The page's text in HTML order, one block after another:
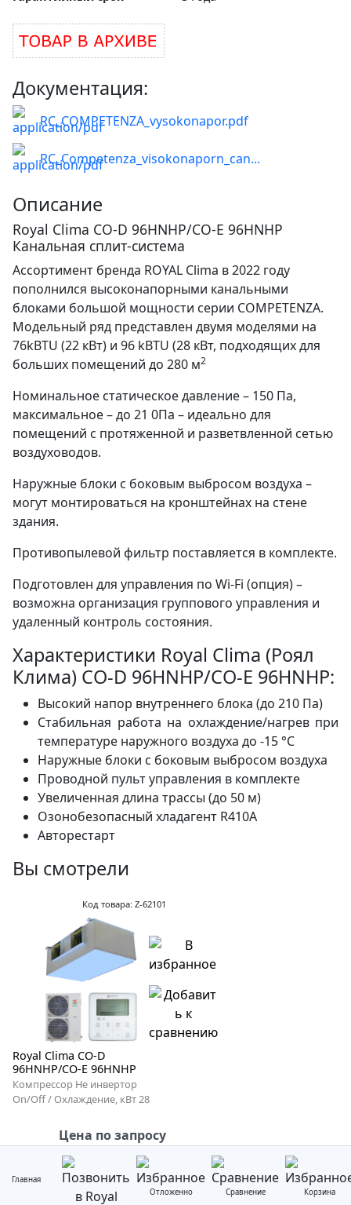
Документация:
RC_COMPETENZA_vysokonapor.pdf
RC_Competenza_visokonaporn_can...
Описание
Royal Clima CO-D 96HNHP/CO-E 96HNHP
Канальная сплит-система
Ассортимент бренда ROYAL Clima в 2022 году
пополнился высоконапорными канальными
блоками большой мощности серии COMPETENZA.
Модельный ряд представлен двумя моделями на
76kBTU (22 кВт) и 96 kBTU (28 кВт, подходящих для
больших помещений до 280 м2
Номинальное статическое давление – 150 Па,
максимальное – до 21 0Па – идеально для
помещений с протяженной и разветвленной сетью
воздуховодов.
Наружные блоки с боковым выбросом воздуха –
могут монтироваться на кронштейнах на стене
здания.
Противопылевой фильтр поставляется в комплекте.
Подготовлен для управления по Wi-Fi (опция) –
возможна организация группового управления и
удаленный контроль состояния.
Характеристики Royal Clima (Роял
Клима) CO-D 96HNHP/CO-E 96HNHP:
Высокий напор внутреннего блока (до 210 Па)
Стабильная работа на охлаждение/нагрев при
температуре наружного воздуха до -15 °С
Наружные блоки с боковым выбросом воздуха
Проводной пульт управления в комплекте
Увеличенная длина трассы (до 50 м)
Озонобезопасный хладагент R410A
Авторестарт
Вы смотрели
Код товара: Z-62101
Royal Clima CO-D
96HNHP/CO-E 96HNHP
Компрессор Не инвертор
On/Off / Охлаждение, кВт 28
Цена по запросу
Главная
Отложенно
Сравнение Корзина